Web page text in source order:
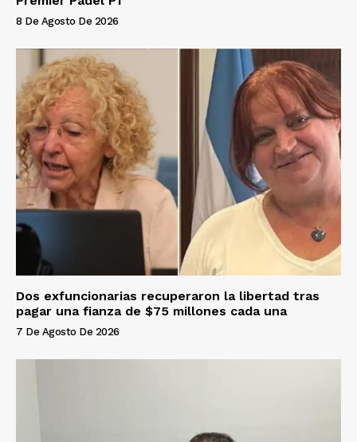
8 De Agosto De 2026
Dos exfuncionarias recuperaron la libertad tras
pagar una fianza de $75 millones cada una
7 De Agosto De 2026